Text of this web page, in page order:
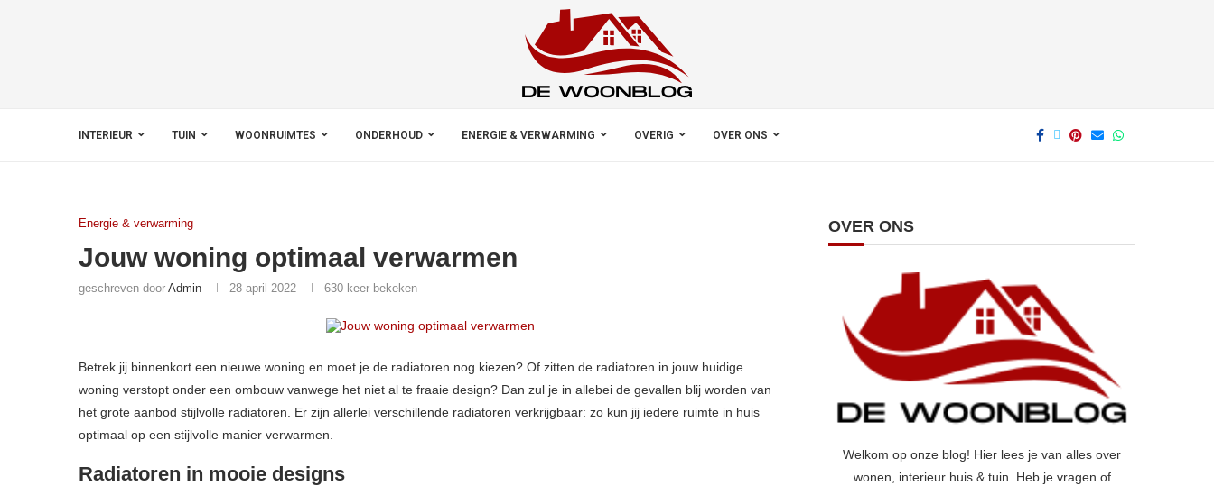
INTERIEUR TUIN WOONRUIMTES ONDERHOUD ENERGIE & VERWARMING OVERIG OVER ONS
Energie & verwarming
Jouw woning optimaal verwarmen
geschreven door Admin 28 april 2022 630 keer bekeken
Betrek jij binnenkort een nieuwe woning en moet je de radiatoren nog kiezen? Of zitten de radiatoren in jouw huidige
woning verstopt onder een ombouw vanwege het niet al te fraaie design? Dan zul je in allebei de gevallen blij worden van
het grote aanbod stijlvolle radiatoren. Er zijn allerlei verschillende radiatoren verkrijgbaar: zo kun jij iedere ruimte in huis
optimaal op een stijlvolle manier verwarmen.
Radiatoren in mooie designs
OVER ONS
Welkom op onze blog! Hier lees je van alles over
wonen, interieur huis & tuin. Heb je vragen of